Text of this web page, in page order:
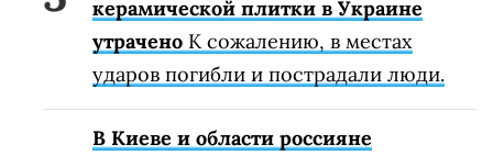
керамической плитки в Украине
утрачено К сожалению, в местах
ударов погибли и пострадали люди.
В Киеве и области россияне